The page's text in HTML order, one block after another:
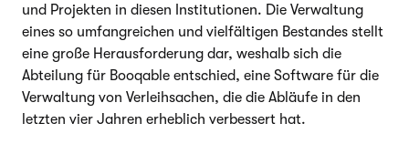
und Projekten in diesen Institutionen. Die Verwaltung
eines so umfangreichen und vielfältigen Bestandes stellt
eine große Herausforderung dar, weshalb sich die
Abteilung für Booqable entschied, eine Software für die
Verwaltung von Verleihsachen, die die Abläufe in den
letzten vier Jahren erheblich verbessert hat.